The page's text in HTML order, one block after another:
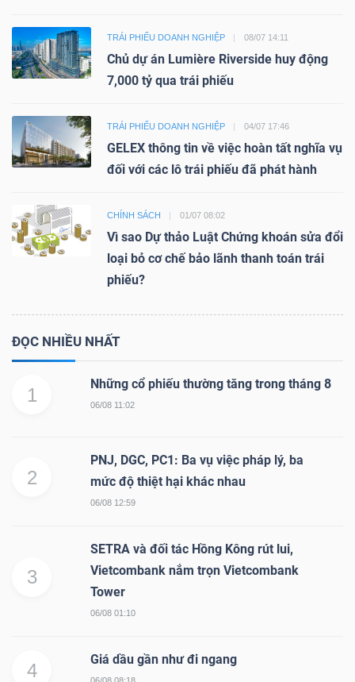
TRÁI PHIẾU DOANH NGHIỆP 08/07 14:11
Chủ dự án Lumière Riverside huy động
7,000 tỷ qua trái phiếu
TRÁI PHIẾU DOANH NGHIỆP 04/07 17:46
GELEX thông tin về việc hoàn tất nghĩa vụ
đối với các lô trái phiếu đã phát hành
CHÍNH SÁCH 01/07 08:02
Vì sao Dự thảo Luật Chứng khoán sửa đổi
loại bỏ cơ chế bảo lãnh thanh toán trái
phiếu?
ĐỌC NHIỀU NHẤT
1
Những cổ phiếu thường tăng trong tháng 8
06/08 11:02
2
PNJ, DGC, PC1: Ba vụ việc pháp lý, ba
mức độ thiệt hại khác nhau
06/08 12:59
3
SETRA và đối tác Hồng Kông rút lui,
Vietcombank nắm trọn Vietcombank
Tower
06/08 01:10
4
Giá dầu gần như đi ngang